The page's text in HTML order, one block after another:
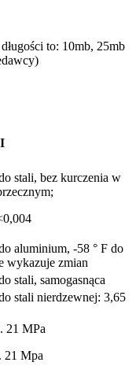
to: 10mb, 25mb
stali, bez kurczenia w
aluminium, -58 ° F do
wykazuje zmian
stali, samogasnąca
stali nierdzewnej: 3,65
21 MPa
21 Mpa